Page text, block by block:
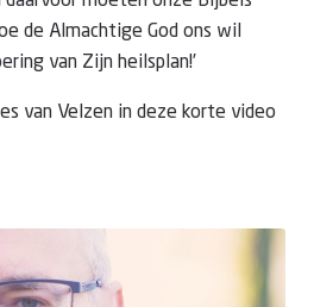
de Almachtige God ons wil
van Zijn heilsplan!’
van Velzen in deze korte video